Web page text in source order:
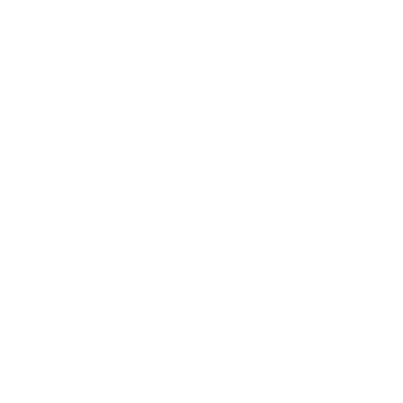
dove si trova un supermarket, bar, pizzeria,
mentre in direzione opposta si estende la riserva
e si possono ammirare degli animali selvatici, come per